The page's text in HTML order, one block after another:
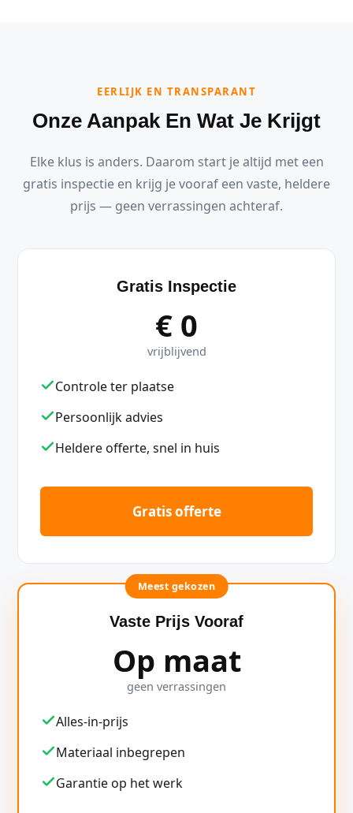
EERLIJK EN TRANSPARANT
Onze Aanpak En Wat Je Krijgt
Elke klus is anders. Daarom start je altijd met een
gratis inspectie en krijg je vooraf een vaste, heldere
prijs — geen verrassingen achteraf.
Gratis Inspectie
€ 0
vrijblijvend
Controle ter plaatse
Persoonlijk advies
Heldere offerte, snel in huis
Gratis offerte
Meest gekozen
Vaste Prijs Vooraf
Op maat
geen verrassingen
Alles-in-prijs
Materiaal inbegrepen
Garantie op het werk